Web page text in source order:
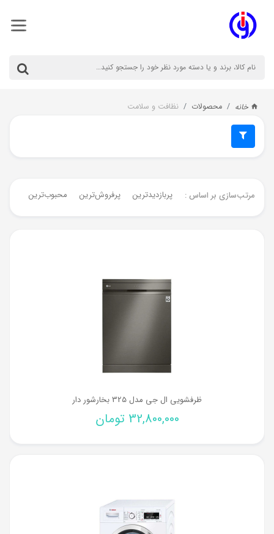
خانه محصولات نظافت و سلامت
مرتب‌سازی بر اساس : پربازدیدترین پرفروش‌ترین‌ محبوب‌ترین
ظرفشویی ال جی مدل 325 بخارشور دار
32,800,000 تومان